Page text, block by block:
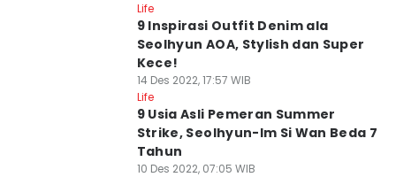
Life
9 Inspirasi Outfit Denim ala
Seolhyun AOA, Stylish dan Super
Kece!
14 Des 2022, 17:57 WIB
Life
9 Usia Asli Pemeran Summer
Strike, Seolhyun-Im Si Wan Beda 7
Tahun
10 Des 2022, 07:05 WIB